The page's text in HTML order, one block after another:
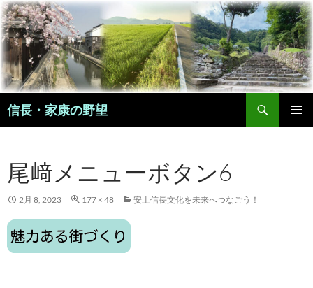
コ
ン
テ
ツ
へ
ス
キ
信長・家康の野望
索
尾﨑メニューボタン6
2月 8, 2023 177 × 48 安土信長文化を未来へつなごう！